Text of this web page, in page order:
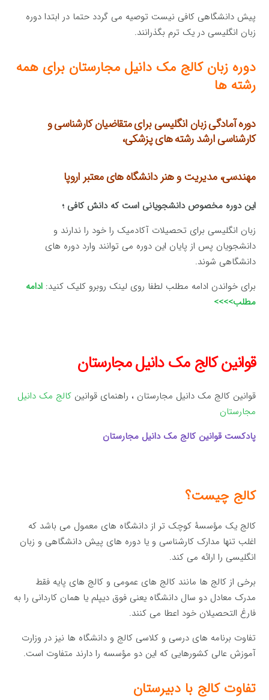
پیش دانشگاهی کافی نیست توصیه می گردد حتما در ابتدا دوره
زبان انگلیسی در یک ترم بگذرانند.
دوره زبان کالج مک دانیل مجارستان برای همه
رشته ها
دوره آمادگی زبان انگلیسی برای متقاضیان کارشناسی و
کارشناسی ارشد رشته های پزشکی،
مهندسی، مدیریت و هنر دانشگاه های معتبر اروپا
این دوره مخصوص دانشجویانی است که دانش کافی ؛
زبان انگلیسی برای تحصیلات آکادمیک را خود را ندارند و
دانشجویان پس از پایان این دوره می توانند وارد دوره های
دانشگاهی شوند.
برای خواندن ادامه مطلب لطفا روی لینک روبرو کلیک کنید:ادامه
مطلب>>>>
قوانین کالج مک دانیل مجارستان
قوانین کالج مک دانیل مجارستان ، راهنمای قوانینکالج مک دانیل
مجارستان
پادکست قوانین کالج مک دانیل مجارستان
کالج چیست؟
کالج یک مؤسسۀ کوچک تر از دانشگاه های معمول می باشد که
اغلب تنها مدارک کارشناسی و یا دوره های پیش دانشگاهی و زبان
انگلیسی را ارائه می کند.
برخی از کالج ها مانند کالج های عمومی و کالج های پایه فقط
مدرک معادل دو سال دانشگاه یعنی فوق دیپلم یا همان کاردانی را به
فارغ التحصیلان خود اعطا می کنند.
تفاوت برنامه های درسی و کلاسی کالج و دانشگاه ها نیز در وزارت
آموزش عالی کشورهایی که این دو مؤسسه را دارند متفاوت است.
تفاوت کالج با دبیرستان